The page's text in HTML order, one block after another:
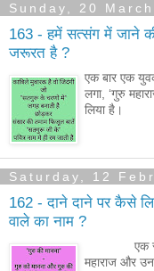
Sunday, 20
163 - हमें सत्संग में जाने
जरूरत है ?
एक बार एक
लगा, ‘गुरु
लिया है।
Saturday, 12
162 - दाने दाने पर कैसे
वाले का नाम ?
एक समय
महाराज और